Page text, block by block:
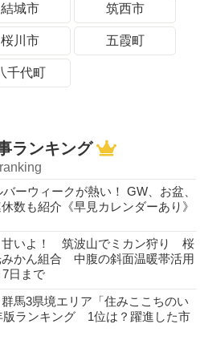
結城市 筑西市
桜川市 五霞町
千代町
ランキング
ranking
ーウィークが熱い！ GW、お盆、
数も紹介《早見カレンダーあり》
甘いよ！ 筑波山でミカン狩り 桜
みかん組合 中腹の斜面温暖帯活用
日まで
馬3県境エリア「住みここちのい
版ランキング 1位は？躍進した市